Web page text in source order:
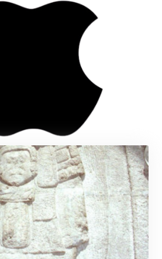
ISK 141.792902
JMD 183.243508
JOD 0.818791
JPY 182.181232
KES 149.439303
KGS 100.991685
KMF 493.12343
1638.640772
KWD 0.357023
KYD 0.961017
KZT 541.135669
LAK
26067.486096
LBP
103263.512096
LKR 386.906578